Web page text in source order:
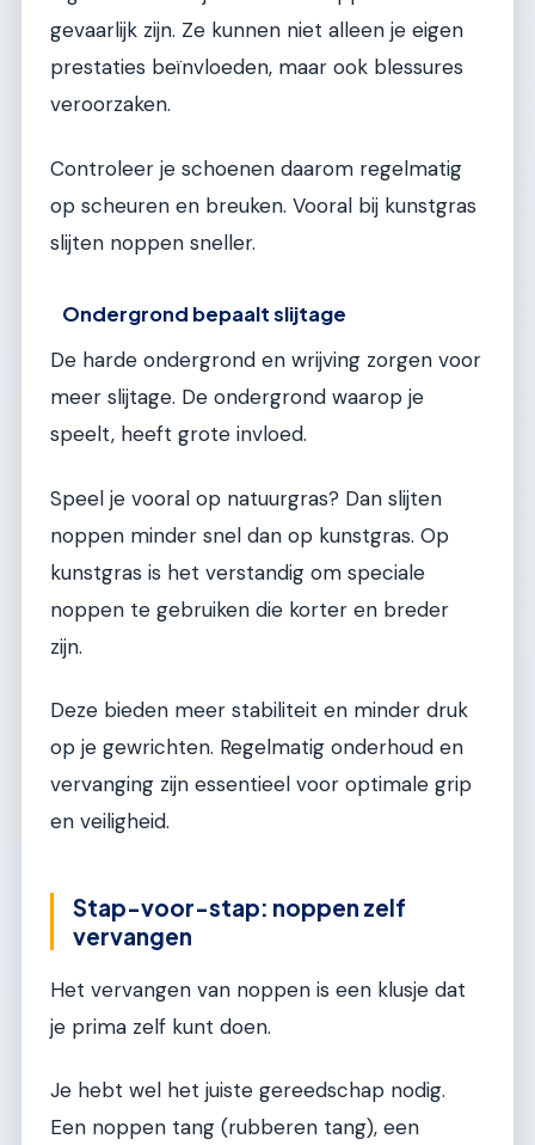
gevaarlijk zijn. Ze kunnen niet alleen je eigen
prestaties beïnvloeden, maar ook blessures
veroorzaken.
Controleer je schoenen daarom regelmatig
op scheuren en breuken. Vooral bij kunstgras
slijten noppen sneller.
Ondergrond bepaalt slijtage
De harde ondergrond en wrijving zorgen voor
meer slijtage. De ondergrond waarop je
speelt, heeft grote invloed.
Speel je vooral op natuurgras? Dan slijten
noppen minder snel dan op kunstgras. Op
kunstgras is het verstandig om speciale
noppen te gebruiken die korter en breder
zijn.
Deze bieden meer stabiliteit en minder druk
op je gewrichten. Regelmatig onderhoud en
vervanging zijn essentieel voor optimale grip
en veiligheid.
Stap-voor-stap: noppen zelf
vervangen
Het vervangen van noppen is een klusje dat
je prima zelf kunt doen.
Je hebt wel het juiste gereedschap nodig.
Een noppen tang (rubberen tang), een